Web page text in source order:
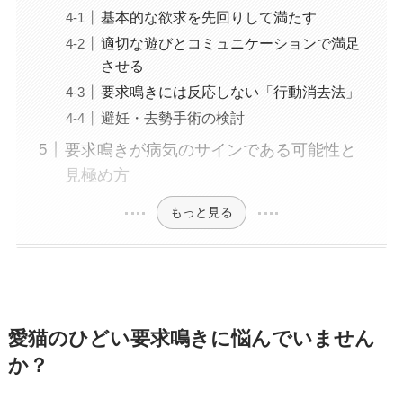
基本的な欲求を先回りして満たす
適切な遊びとコミュニケーションで満足
させる
要求鳴きには反応しない「行動消去法」
避妊・去勢手術の検討
要求鳴きが病気のサインである可能性と
見極め方
もっと見る
愛猫のひどい要求鳴きに悩んでいません
か？